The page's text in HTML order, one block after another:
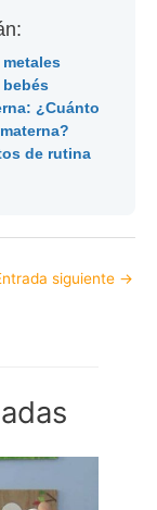
bebés
¿Cuánto
de rutina
siguiente →